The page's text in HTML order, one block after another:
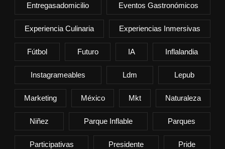
Entregasadomicilio Eventos Gastronómicos
Experiencia Culinaria Experiencias Inmersivas
Fútbol Futuro IA Inflalandia
Instagrameables Ldm Lepub
Marketing México Mkt Naturaleza
Niñez Parque Inflable Parques
Participativas Presidente Pride